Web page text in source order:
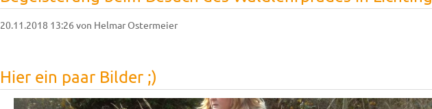
20.11.2018 13:26 von Helmar Ostermeier
Hier ein paar Bilder ;)